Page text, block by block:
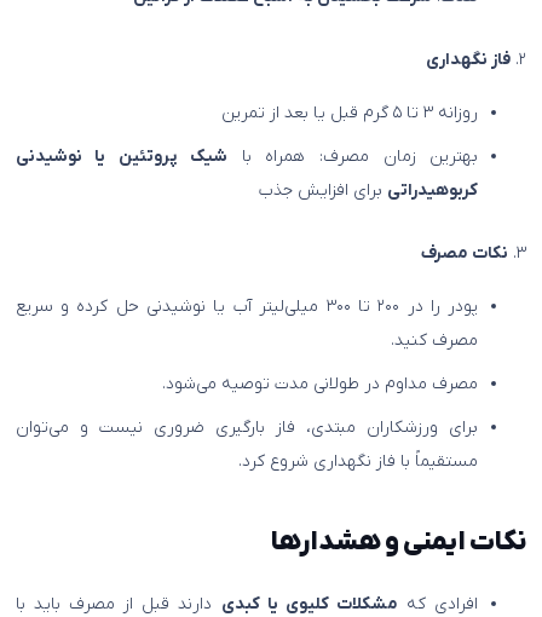
۲. فاز نگهداری
روزانه ۳ تا ۵ گرم قبل یا بعد از تمرین
بهترین زمان مصرف: همراه با شیک پروتئین یا نوشیدنی
کربوهیدراتی برای افزایش جذب
۳. نکات مصرف
پودر را در ۲۰۰ تا ۳۰۰ میلی‌لیتر آب یا نوشیدنی حل کرده و سریع
مصرف کنید.
مصرف مداوم در طولانی مدت توصیه می‌شود.
برای ورزشکاران مبتدی، فاز بارگیری ضروری نیست و می‌توان
مستقیماً با فاز نگهداری شروع کرد.
نکات ایمنی و هشدارها
افرادی که مشکلات کلیوی یا کبدی دارند قبل از مصرف باید با